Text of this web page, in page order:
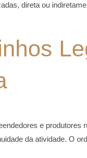
direta ou
e produtores
da atividade. O